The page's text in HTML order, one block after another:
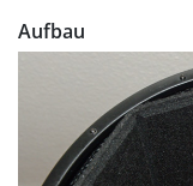
Aufbau